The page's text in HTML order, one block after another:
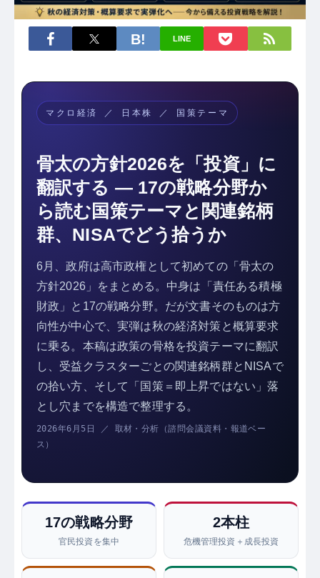
LINE
マクロ経済 ／ 日本株 ／ 国策テーマ
骨太の方針2026を「投資」に
翻訳する ― 17の戦略分野か
ら読む国策テーマと関連銘柄
群、NISAでどう拾うか
6月、政府は高市政権として初めての「骨太の
方針2026」をまとめる。中身は「責任ある積極
財政」と17の戦略分野。だが文書そのものは方
向性が中心で、実弾は秋の経済対策と概算要求
に乗る。本稿は政策の骨格を投資テーマに翻訳
し、受益クラスターごとの関連銘柄群とNISAで
の拾い方、そして「国策＝即上昇ではない」落
とし穴までを構造で整理する。
2026年6月5日 ／ 取材・分析（諮問会議資料・報道ベー
ス）
17の戦略分野
官民投資を集中
2本柱
危機管理投資＋成長投資